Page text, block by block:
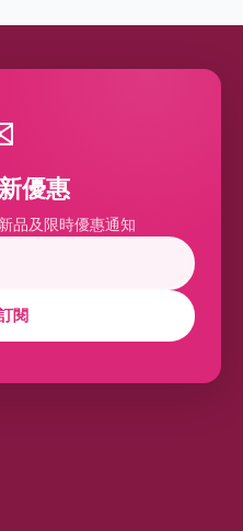
優惠
品及限時優惠通知
閱